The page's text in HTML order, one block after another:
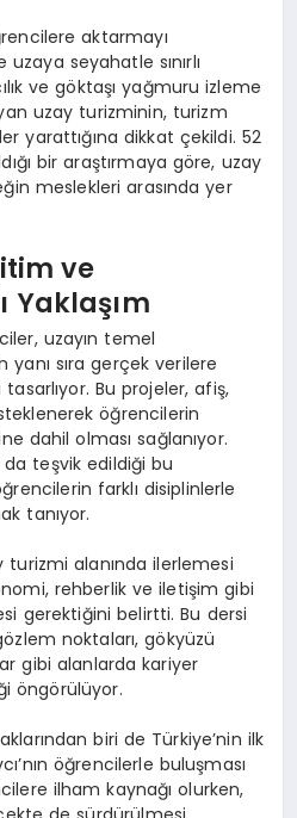
aktarmayı
seyahatle sınırlı
ve göktaşı yağmuru izleme
uzay turizminin, turizm
yarattığına dikkat çekildi. 52
bir araştırmaya göre, uzay
meslekleri arasında yer
ve
Yaklaşım
uzayın temel
yanı sıra gerçek verilere
Bu projeler, afiş,
öğrencilerin
dahil olması sağlanıyor.
da teşvik edildiği bu
farklı disiplinlerle
tanıyor.
turizmi alanında ilerlemesi
rehberlik ve iletişim gibi
gerektiğini belirtti. Bu dersi
noktaları, gökyüzü
gibi alanlarda kariyer
öngörülüyor.
biri de Türkiye’nin ilk
öğrencilerle buluşması
ilham kaynağı olurken,